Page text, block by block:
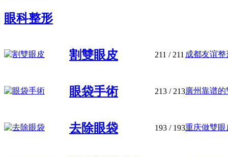
眼科整形
割雙眼皮 211 / 211 成都友谊
眼袋手術 213 / 213廣州靠谱
去除眼袋 193 / 193重庆做雙眼